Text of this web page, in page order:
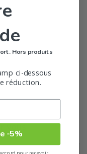
vous
Hors produits
ci-dessous
réduction.
-5%
pour recevoir